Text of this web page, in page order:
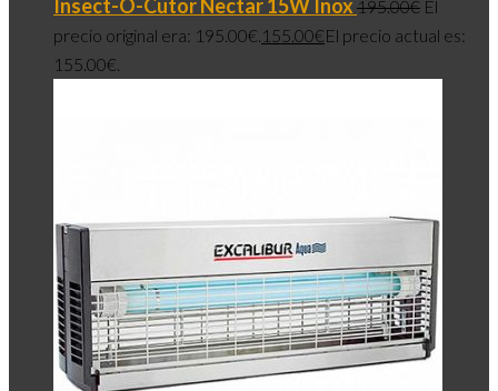
Insect-O-Cutor Nectar 15W Inox 195.00€ El
precio original era: 195.00€. 155.00€El precio actual es:
155.00€.